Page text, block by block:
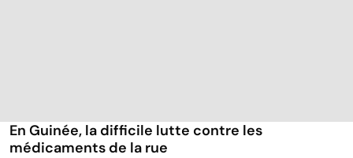
En Guinée, la difficile lutte contre les
médicaments de la rue